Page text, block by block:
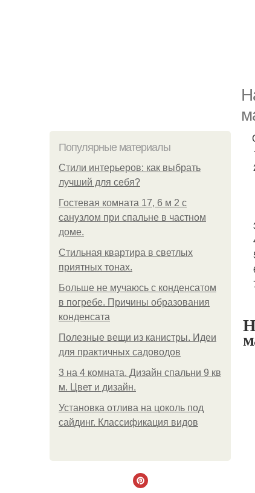
Популярные материалы
Стили интерьеров: как выбрать
лучший для себя?
Гостевая комната 17, 6 м 2 с
санузлом при спальне в частном
доме.
Стильная квартира в светлых
приятных тонах.
Больше не мучаюсь с конденсатом
в погребе. Причины образования
конденсата
Полезные вещи из канистры. Идеи
для практичных садоводов
3 на 4 комната. Дизайн спальни 9 кв
м. Цвет и дизайн.
Установка отлива на цоколь под
сайдинг. Классификация видов